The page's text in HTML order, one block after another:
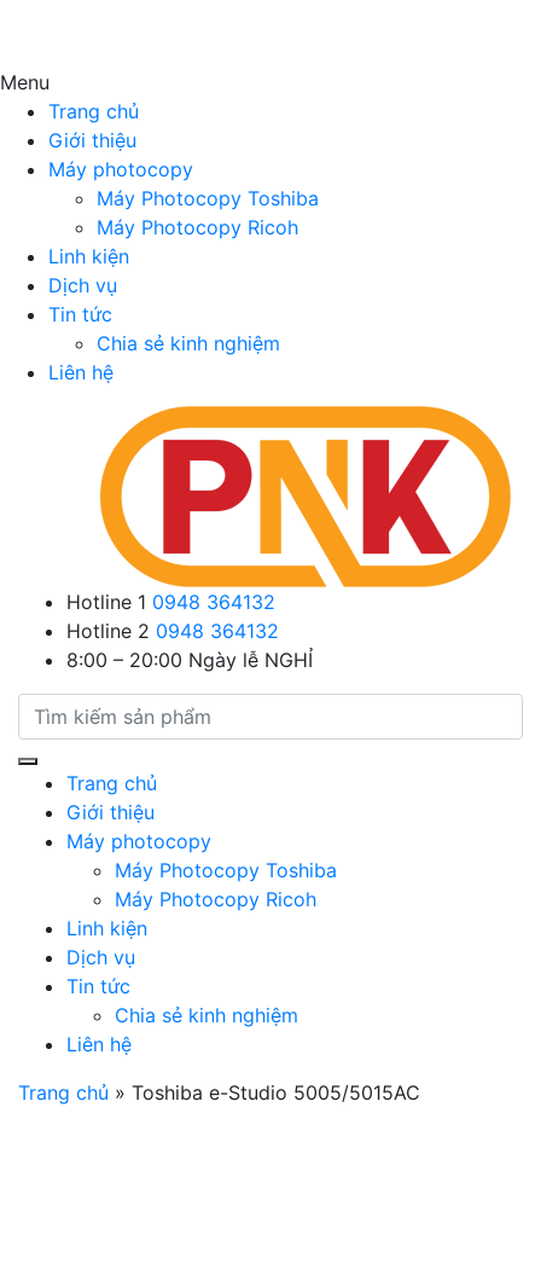
Menu
Trang chủ
Giới thiệu
Máy photocopy
Máy Photocopy Toshiba
Máy Photocopy Ricoh
Linh kiện
Dịch vụ
Tin tức
Chia sẻ kinh nghiệm
Liên hệ
Hotline 1 0948 364132
Hotline 2 0948 364132
8:00 – 20:00 Ngày lễ NGHỈ
Trang chủ
Giới thiệu
Máy photocopy
Máy Photocopy Toshiba
Máy Photocopy Ricoh
Linh kiện
Dịch vụ
Tin tức
Chia sẻ kinh nghiệm
Liên hệ
Trang chủ » Toshiba e-Studio 5005/5015AC